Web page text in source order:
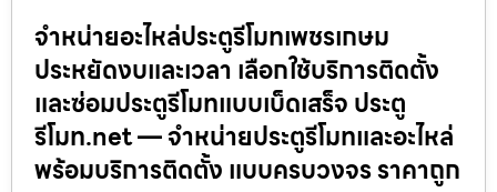
จำหน่ายอะไหล่ประตูรีโมทเพชรเกษม
ประหยัดงบและเวลา เลือกใช้บริการติดตั้ง
และซ่อมประตูรีโมทแบบเบ็ดเสร็จ ประตู
รีโมท.net — จำหน่ายประตูรีโมทและอะไหล่
พร้อมบริการติดตั้ง แบบครบวงจร ราคาถูก